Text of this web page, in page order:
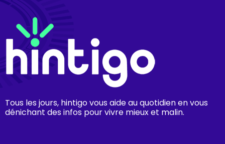
Tous les jours, hintigo vous aide au quotidien en vous
dénichant des infos pour vivre mieux et malin.